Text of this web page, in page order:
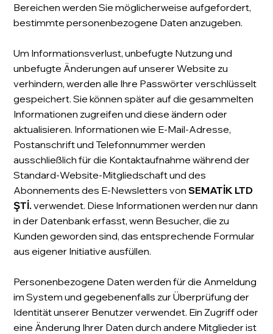
Bereichen werden Sie möglicherweise aufgefordert,
bestimmte personenbezogene Daten anzugeben.
Um Informationsverlust, unbefugte Nutzung und
unbefugte Änderungen auf unserer Website zu
verhindern, werden alle Ihre Passwörter verschlüsselt
gespeichert. Sie können später auf die gesammelten
Informationen zugreifen und diese ändern oder
aktualisieren. Informationen wie E-Mail-Adresse,
Postanschrift und Telefonnummer werden
ausschließlich für die Kontaktaufnahme während der
Standard-Website-Mitgliedschaft und des
Abonnements des E-Newsletters von SEMATİK LTD
ŞTİ. verwendet. Diese Informationen werden nur dann
in der Datenbank erfasst, wenn Besucher, die zu
Kunden geworden sind, das entsprechende Formular
aus eigener Initiative ausfüllen.
Personenbezogene Daten werden für die Anmeldung
im System und gegebenenfalls zur Überprüfung der
Identität unserer Benutzer verwendet. Ein Zugriff oder
eine Änderung Ihrer Daten durch andere Mitglieder ist